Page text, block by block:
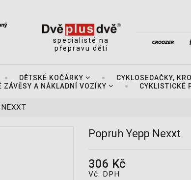
specialisté na
přepravu dětí
DĚTSKÉ KOČÁRKY
CYKLOSEDAČKY,
ZÁVĚSY A NÁKLADNÍ VOZÍKY
CYKLISTICKÉ
Popruh Yepp Nexxt
306 Kč
Vč. DPH